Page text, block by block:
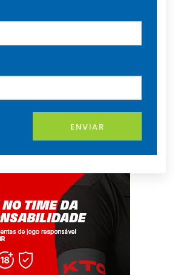
ENVIAR